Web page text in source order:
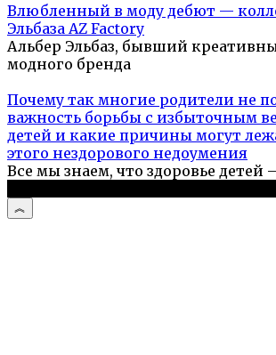
Влюбленный в моду дебют —
Эльбаза AZ Factory
Альбер Эльбаз, бывший
модного бренда
Почему так многие родители не
важность борьбы с избыточным
детей и какие причины могут
этого нездорового недоумения
Все мы знаем, что здоровье детей